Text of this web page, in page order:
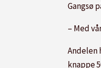
Gangsø
– Med
Andelen
knappe